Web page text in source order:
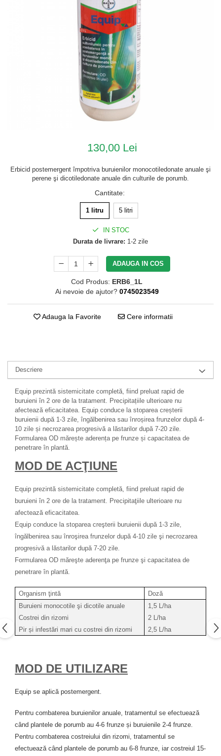
130,00 Lei
Erbicid postemergent împotriva buruienilor monocotiledonate anuale şi
perene şi dicotiledonate anuale din culturile de porumb.
Cantitate:
1 litru 5 litri
IN STOC
Durata de livrare: 1-2 zile
ADAUGA IN COS
Cod Produs: ERB6_1L
Ai nevoie de ajutor? 0745023549
Adauga la Favorite Cere informatii
Descriere
Equip prezintă sistemicitate completă, fiind preluat rapid de
buruieni în 2 ore de la tratament. Precipitațiile ulterioare nu
afectează eficacitatea. Equip conduce la stoparea creșterii
buruienii după 1-3 zile, îngălbenirea sau înroșirea frunzelor după 4-
10 zile și necrozarea progresivă a lăstarilor după 7-20 zile.
Formularea OD mărește aderența pe frunze și capacitatea de
penetrare în plantă.
MOD DE ACŢIUNE
Equip prezintă sistemicitate completă, fiind preluat rapid de
buruieni în 2 ore de la tratament. Precipitaţiile ulterioare nu
afectează eficacitatea.
Equip conduce la stoparea creşterii buruienii după 1-3 zile,
îngălbenirea sau înroşirea frunzelor după 4-10 zile şi necrozarea
progresivă a lăstarilor după 7-20 zile.
Formularea OD măreşte aderenţa pe frunze şi capacitatea de
penetrare în plantă.
Organism ţintă
Doză
Buruieni monocotile şi dicotile anuale
Costrei din rizomi
Pir și infestări mari cu costrei din rizomi
1,5 L/ha
2 L/ha
2,5 L/ha
MOD DE UTILIZARE
Equip se aplică postemergent.
Pentru combaterea buruienilor anuale, tratamentul se efectuează
când plantele de porumb au 4-6 frunze și buruienile 2-4 frunze.
Pentru combaterea costreiului din rizomi, tratamentul se
efectuează când plantele de porumb au 6-8 frunze, iar costreiul 15-